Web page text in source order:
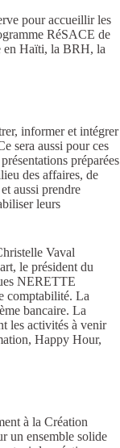
pour accueillir les
RéSACE de
en Haïti, la BRH, la
informer et intégrer
sera aussi pour ces
préparées
des affaires, de
aussi prendre
leurs
Vaval
le président du
NERETTE
comptabilité. La
bancaire. La
les activités à venir
Happy Hour,
à la Création
un ensemble solide